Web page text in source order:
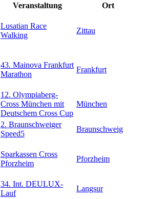
Veranstaltung Ort
Lusatian Race
Walking
Zittau
43. Mainova Frankfurt
Marathon
Frankfurt
12. Olympiaberg-
Cross München mit
Deutschem Cross Cup
München
2. Braunschweiger
Speed5
Braunschweig
Sparkassen Cross
Pforzheim
Pforzheim
34. Int. DEULUX-
Lauf
Langsur